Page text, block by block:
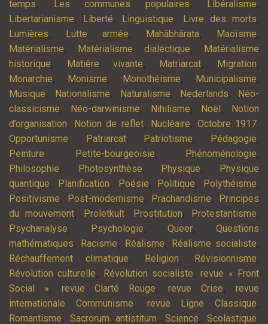
temps, Les communes populaires, Libéralisme,
Libertarianisme, Liberté, Linguistique, Livre des morts,
Lumières, Lutte armée, Mahâbhârata, Maoïsme,
Matérialisme, Matérialisme dialectique,
Matérialisme
historique, Matière vivante, Matriarcat, Migration,
Monarchie, Monisme, Monothéisme, Municipalisme,
Musique, Nationalisme, Naturalisme, Nederlands,
Néo-
classicisme, Néo-darwinisme, Nihilisme, Noël ,
Notion
d’organisation, Notion de reflet, Nucléaire, Octobre 1917,
Opportunisme, Patriarcat, Patriotisme, Pédagogie,
Peinture, Petite-bourgeoisie, Phénoménologie,
Philosophie, Photosynthèse, Physique,
Physique
quantique, Planification, Poésie, Politique, Polythéisme,
Positivisme, Post-modernisme, Prachandisme,
Principes
du mouvement, Proletkult, Prostitution, Protestantisme,
Psychanalyse, Psychologie, Queer,Questions
mathématiques, Racisme, Réalisme, Réalisme socialiste,
Réchauffement climatique, Religion, Révisionnisme,
Révolution culturelle, Révolution socialiste,revue « Front
Social », revue Clarté Rouge, revue Crise, revue
internationale Communisme, revue Ligne Classique,
Romantisme,Sacrorum antistitum, Science, Scolastique,